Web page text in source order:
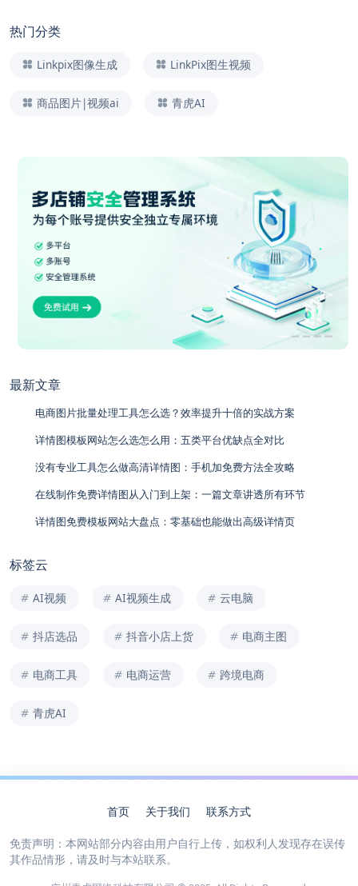
热门分类
Linkpix图像生成 LinkPix图生视频
商品图片|视频ai 青虎AI
最新文章
电商图片批量处理工具怎么选？效率提升十倍的实战方案
详情图模板网站怎么选怎么用：五类平台优缺点全对比
没有专业工具怎么做高清详情图：手机加免费方法全攻略
在线制作免费详情图从入门到上架：一篇文章讲透所有环节
详情图免费模板网站大盘点：零基础也能做出高级详情页
标签云
AI视频 AI视频生成 云电脑
抖店选品 抖音小店上货 电商主图
电商工具 电商运营 跨境电商
青虎AI
首页 关于我们 联系方式
免责声明：本网站部分内容由用户自行上传，如权利人发现存在误传
其作品情形，请及时与本站联系。